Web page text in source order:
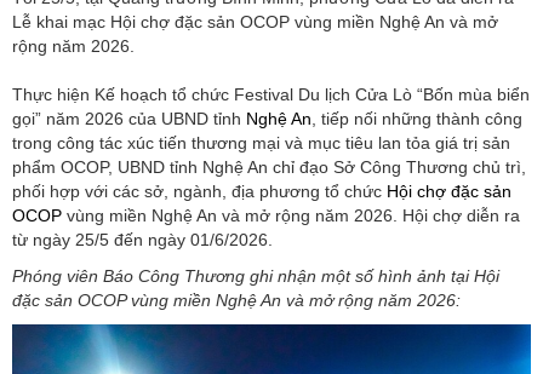
Lễ khai mạc Hội chợ đặc sản OCOP vùng miền Nghệ An và mở
rộng năm 2026.
Thực hiện Kế hoạch tổ chức Festival Du lịch Cửa Lò “Bốn mùa biển
gọi” năm 2026 của UBND tỉnh Nghệ An, tiếp nối những thành công
trong công tác xúc tiến thương mại và mục tiêu lan tỏa giá trị sản
phẩm OCOP, UBND tỉnh Nghệ An chỉ đạo Sở Công Thương chủ trì,
phối hợp với các sở, ngành, địa phương tổ chức Hội chợ đặc sản
OCOP vùng miền Nghệ An và mở rộng năm 2026. Hội chợ diễn ra
từ ngày 25/5 đến ngày 01/6/2026.
Phóng viên Báo Công Thương ghi nhận một số hình ảnh tại Hội
đặc sản OCOP vùng miền Nghệ An và mở rộng năm 2026: